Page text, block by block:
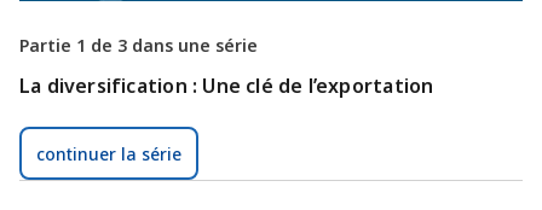
Partie 1 de 3 dans une série
La diversification : Une clé de l’exportation
continuer la série